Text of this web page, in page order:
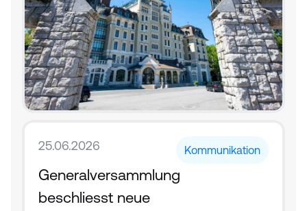
25.06.2026 Kommunikation
Generalversammlung
beschliesst neue